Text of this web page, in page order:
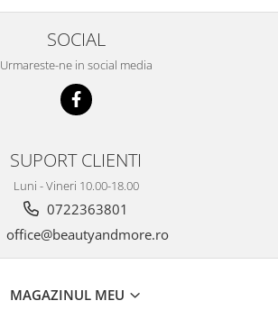
SOCIAL
Urmareste-ne in social media
SUPORT CLIENTI
Luni - Vineri 10.00-18.00
0722363801
office@beautyandmore.ro
MAGAZINUL MEU